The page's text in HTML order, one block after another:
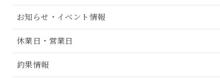
お知らせ・イベント情報
休業日・営業日
釣果情報